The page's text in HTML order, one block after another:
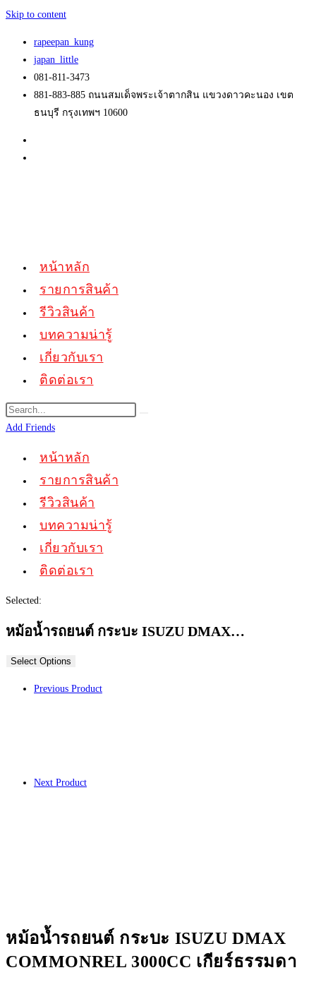
Skip to content
rapeepan_kung
japan_little
081-811-3473
881-883-885 ถนนสมเด็จพระเจ้าตากสิน แขวงดาวคะนอง เขต
ธนบุรี กรุงเทพฯ 10600
หน้าหลัก
รายการสินค้า
รีวิวสินค้า
บทความน่ารู้
เกี่ยวกับเรา
ติดต่อเรา
Add Friends
หน้าหลัก
รายการสินค้า
รีวิวสินค้า
บทความน่ารู้
เกี่ยวกับเรา
ติดต่อเรา
Selected:
หม้อน้ำรถยนต์ กระบะ ISUZU DMAX…
Select Options
Previous Product
Next Product
หม้อน้ำรถยนต์ กระบะ ISUZU DMAX
COMMONREL 3000CC เกียร์ธรรมดา